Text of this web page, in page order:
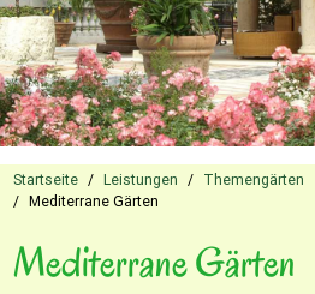
Startseite / Leistungen / Themengärten
/ Mediterrane Gärten
Mediterrane Gärten